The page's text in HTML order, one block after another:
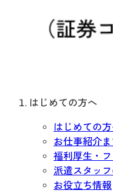
はじめての方へ
はじめての
お仕事紹介
福利厚生・
派遣スタッ
お役立ち情報